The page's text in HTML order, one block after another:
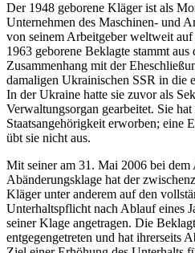
Der 1948 geborene Kläger ist als
Unternehmen des Maschinen- und
von seinem Arbeitgeber weltweit
1963 geborene Beklagte stammt
Zusammenhang mit der
damaligen Ukrainischen SSR in die
In der Ukraine hatte sie zuvor als
Verwaltungsorgan gearbeitet. Sie
Staatsangehörigkeit erworben; eine
übt sie nicht aus.
Mit seiner am 31. Mai 2006 bei dem
Abänderungsklage hat der
Kläger unter anderem auf den
Unterhaltspflicht nach Ablauf eines
seiner Klage angetragen. Die
entgegengetreten und hat ihrerseits